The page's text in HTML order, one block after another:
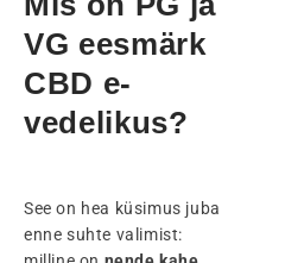
VG eesmärk
CBD e-
vedelikus?
See on hea küsimus juba
enne suhte valimist: